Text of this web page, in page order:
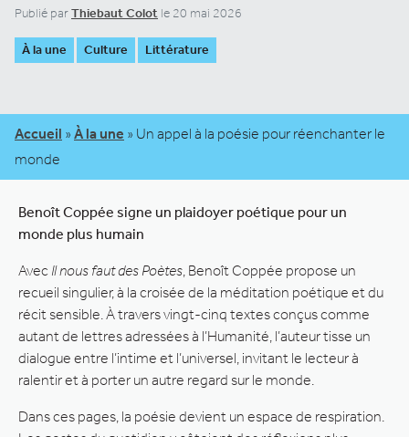
Publié parThiebaut Colot le 20 mai 2026
À la une Culture Littérature
Accueil » À la une » Un appel à la poésie pour réenchanter le
monde
Benoît Coppée signe un plaidoyer poétique pour un
monde plus humain
Avec Il nous faut des Poètes , Benoît Coppée propose un
recueil singulier, à la croisée de la méditation poétique et du
récit sensible. À travers vingt-cinq textes conçus comme
autant de lettres adressées à l’Humanité, l’auteur tisse un
dialogue entre l’intime et l’universel, invitant le lecteur à
ralentir et à porter un autre regard sur le monde.
Dans ces pages, la poésie devient un espace de respiration.